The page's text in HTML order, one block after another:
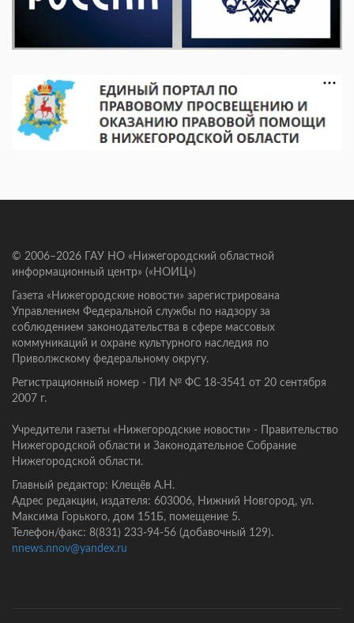
© 2006–2026 ГАУ НО «Нижегородский областной
информационный центр» («НОИЦ»)
Газета «Нижегородские новости» зарегистрирована
Управлением Федеральной службы по надзору за
соблюдением законодательства в сфере массовых
коммуникаций и охране культурного наследия по
Приволжскому федеральному округу.
Регистрационный номер - ПИ № ФС 18-3541 от 20 сентября
2007 г.
Учредители газеты «Нижегородские новости» - Правительство
Нижегородской области и Законодательное Собрание
Нижегородской области.
Главный редактор: Клещёв А.Н.
Адрес редакции, издателя: 603006, Нижний Новгород, ул.
Максима Горького, дом 151Б, помещение 5.
Телефон/факс: 8(831) 233-94-56 (добавочный 129).
nnews.nnov@yandex.ru